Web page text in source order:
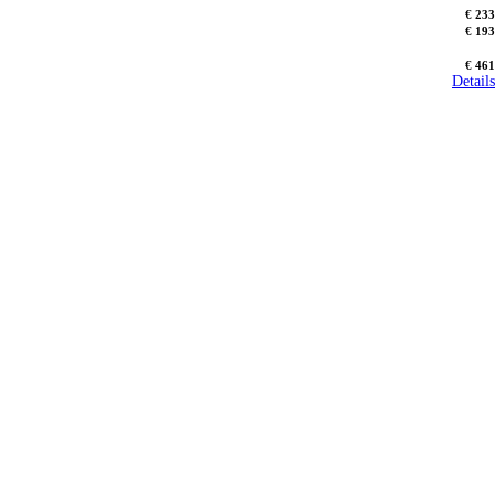
€ 233
€ 193
€ 461
Details